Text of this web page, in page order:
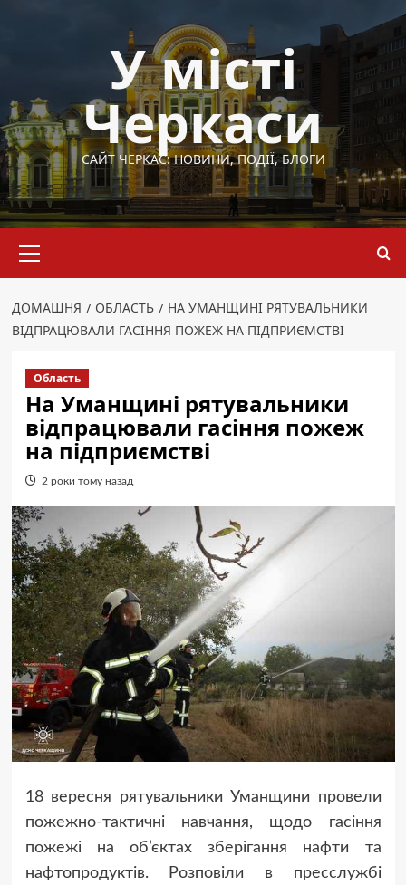
У місті
Черкаси
САЙТ ЧЕРКАС: НОВИНИ, ПОДІЇ, БЛОГИ
меню
ДОМАШНЯ ОБЛАСТЬ
НА УМАНЩИНІ РЯТУВАЛЬНИКИ
ВІДПРАЦЮВАЛИ ГАСІННЯ ПОЖЕЖ НА ПІДПРИЄМСТВІ
Область
На Уманщині рятувальники
відпрацювали гасіння пожеж
на підприємстві
2 роки тому назад
18 вересня рятувальники Уманщини провели
пожежно-тактичні навчання, щодо гасіння
пожежі на об’єктах зберігання нафти та
нафтопродуктів. Розповіли в пресслужбі